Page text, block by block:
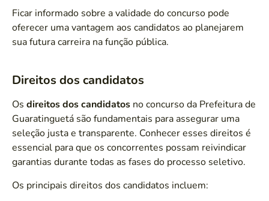
Ficar informado sobre a validade do concurso pode
oferecer uma vantagem aos candidatos ao planejarem
sua futura carreira na função pública.
Direitos dos candidatos
Os direitos dos candidatos no concurso da Prefeitura de
Guaratinguetá são fundamentais para assegurar uma
seleção justa e transparente. Conhecer esses direitos é
essencial para que os concorrentes possam reivindicar
garantias durante todas as fases do processo seletivo.
Os principais direitos dos candidatos incluem: